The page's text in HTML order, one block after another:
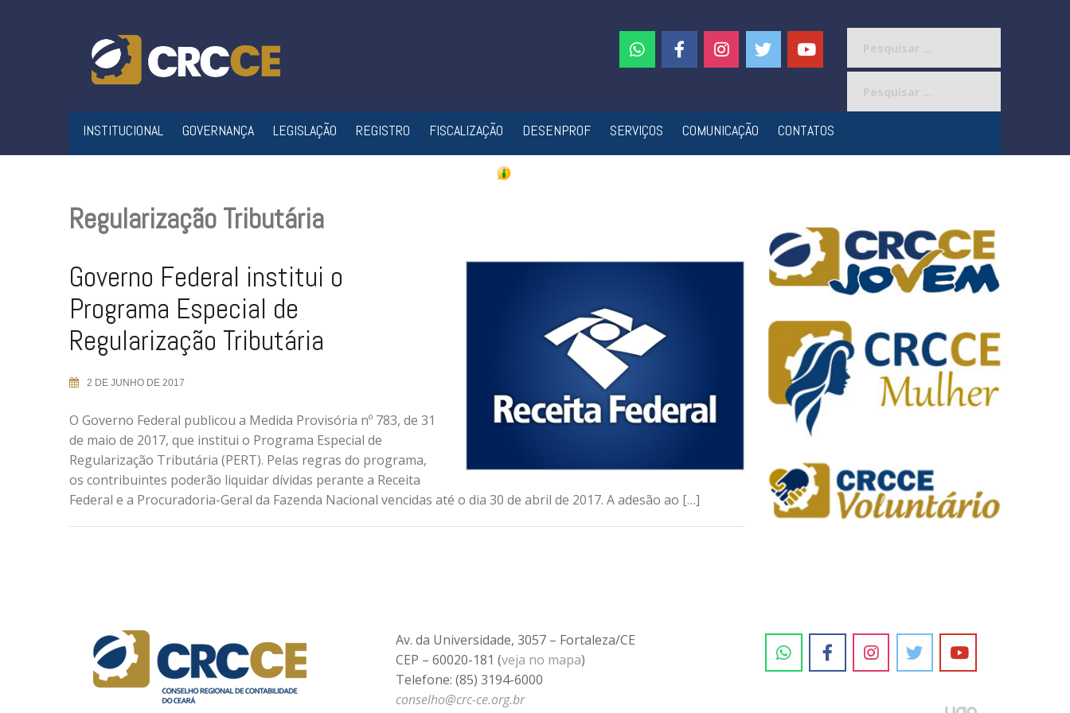
INSTITUCIONAL GOVERNANÇA LEGISLAÇÃO REGISTRO FISCALIZAÇÃO DESENPROF SERVIÇOS COMUNICAÇÃO CONTATOS
Regularização Tributária
Governo Federal institui o
Programa Especial de
Regularização Tributária
2 DE JUNHO DE 2017
O Governo Federal publicou a Medida Provisória nº 783, de 31
de maio de 2017, que institui o Programa Especial de
Regularização Tributária (PERT). Pelas regras do programa,
os contribuintes poderão liquidar dívidas perante a Receita
Federal e a Procuradoria-Geral da Fazenda Nacional vencidas até o dia 30 de abril de 2017. A adesão ao […]
Av. da Universidade, 3057 – Fortaleza/CE
CEP – 60020-181 (veja no mapa)
Telefone: (85) 3194-6000
conselho@crc-ce.org.br